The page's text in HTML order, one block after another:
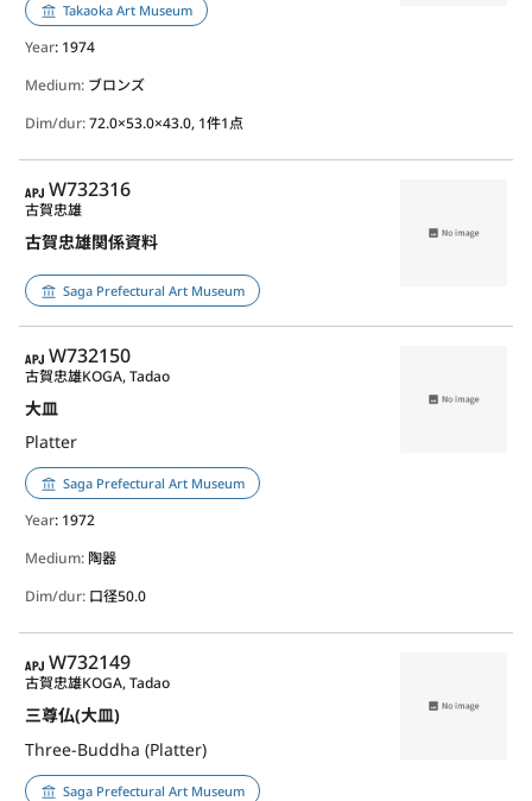
Takaoka Art Museum
Year: 1974
Medium: ブロンズ
Dim/dur:72.0×53.0×43.0, 1件1点
APJ
W732316
古賀忠雄関係資料
古賀忠雄
Saga Prefectural Art Museum
APJ
W732150
大皿
Platter
古賀忠雄KOGA, Tadao
Saga Prefectural Art Museum
Year: 1972
Medium: 陶器
Dim/dur: 口径50.0
APJ
W732149
三尊仏(大皿)
Three-Buddha (Platter)
古賀忠雄KOGA, Tadao
Saga Prefectural Art Museum